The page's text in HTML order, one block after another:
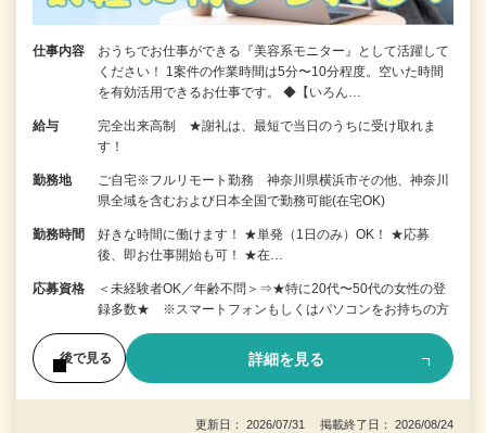
仕事内容
おうちでお仕事ができる『美容系モニター』として活躍して
ください！ 1案件の作業時間は5分〜10分程度。空いた時間
を有効活用できるお仕事です。 ◆【いろん…
給与
完全出来高制 ★謝礼は、最短で当日のうちに受け取れま
す！
勤務地
ご自宅※フルリモート勤務 神奈川県横浜市その他、神奈川
県全域を含むおよび日本全国で勤務可能(在宅OK)
勤務時間
好きな時間に働けます！ ★単発（1日のみ）OK！ ★応募
後、即お仕事開始も可！ ★在…
応募資格
＜未経験者OK／年齢不問＞⇒★特に20代〜50代の女性の登
録多数★ ※スマートフォンもしくはパソコンをお持ちの方
後で見る 詳細を見る
更新日： 2026/07/31 掲載終了日： 2026/08/24